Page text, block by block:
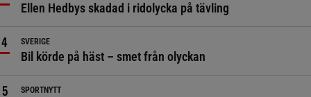
Ellen Hedbys skadad i ridolycka på tävling
SVERIGE
Bil körde på häst – smet från olyckan
SPORTNYTT